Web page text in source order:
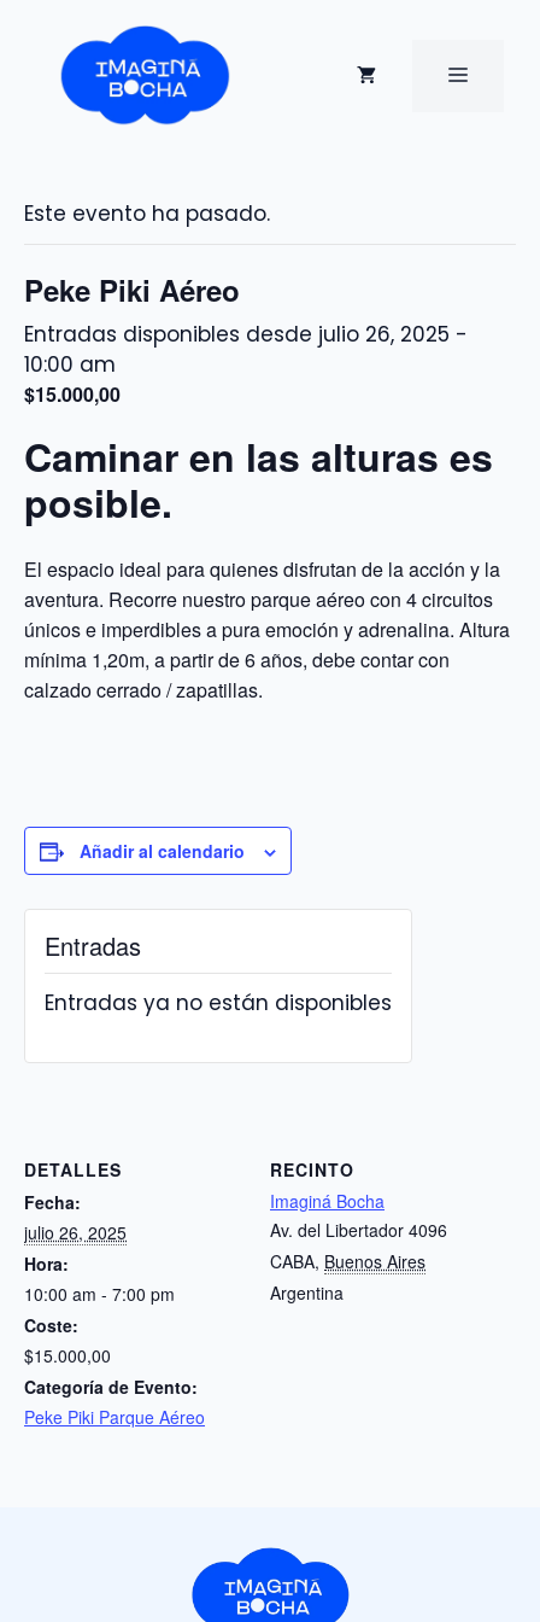
contenido
MENÚ
Este evento ha pasado.
Peke Piki Aéreo
julio 26, 2025 -
10:00 am
$15.000,00
Caminar en las alturas es
posible.
El espacio ideal para quienes disfrutan de la acción y la
aventura. Recorre nuestro parque aéreo con 4 circuitos
únicos e imperdibles a pura emoción y adrenalina. Altura
mínima 1,20m, a partir de 6 años, debe contar con
calzado cerrado / zapatillas.
Añadir al calendario
DETALLES
Fecha:
julio 26, 2025
Hora:
10:00 am - 7:00 pm
Coste:
$15.000,00
Categoría de Evento:
Peke Piki Parque Aéreo
RECINTO
Imaginá Bocha
Av. del Libertador 4096
CABA, Buenos Aires
Argentina
Entradas
Entradas ya no están disponibles